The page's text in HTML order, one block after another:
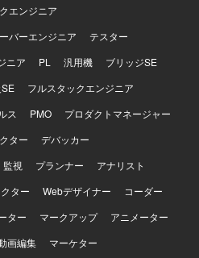
例のないゲーム量産基盤をゼ
裁量を持って開発に取り組め
前提の開発スタイルを最前線
準形をつくり上げていくフェ
実装、リリースまでを迅速に
ル（Claude Code、Codex
たします。
エンジニア
バーエンジニア
テスター
ニア PL 汎用機
ブリッジSE
SE
フルスタックエンジニア
ス PMO
プロダクトマネージャー
ター
デバッカー
監視 プランナー
アナリスト
ター Webデザイナー
コーダー
ター マークアップ
アニメーター
画編集
マーケター